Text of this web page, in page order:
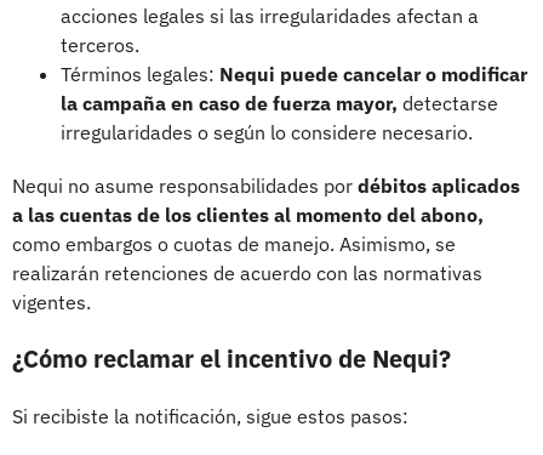
acciones legales si las irregularidades afectan a
terceros.
Términos legales: Nequi puede cancelar o modificar
la campaña en caso de fuerza mayor, detectarse
irregularidades o según lo considere necesario.
Nequi no asume responsabilidades por débitos aplicados
a las cuentas de los clientes al momento del abono,
como embargos o cuotas de manejo. Asimismo, se
realizarán retenciones de acuerdo con las normativas
vigentes.
¿Cómo reclamar el incentivo de Nequi?
Si recibiste la notificación, sigue estos pasos: